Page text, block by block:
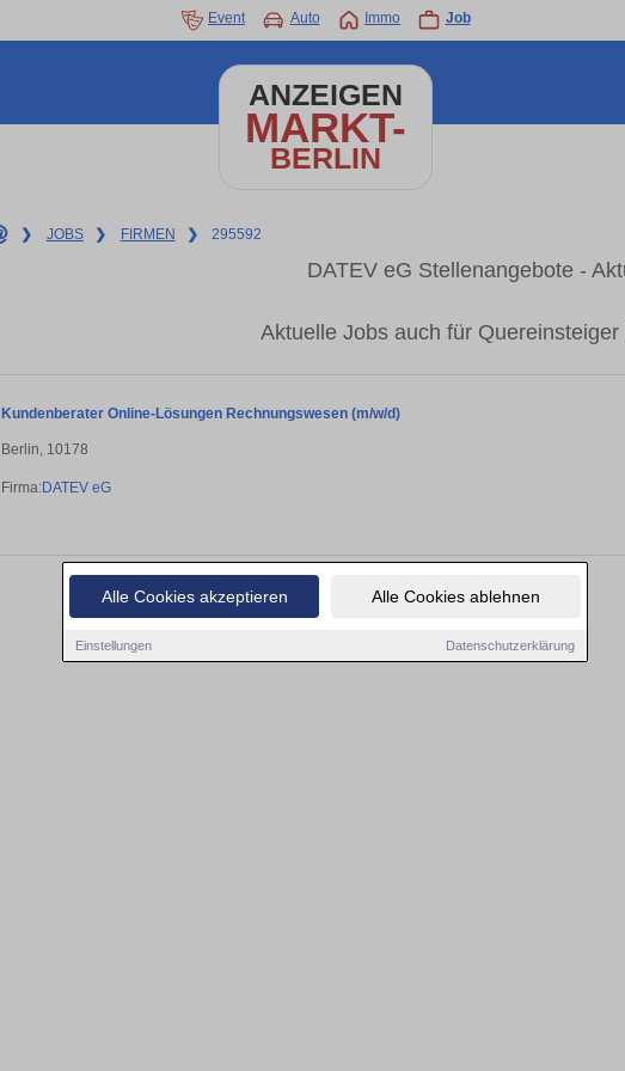
Alle Cookies akzeptieren Alle Cookies ablehnen
Einstellungen Datenschutzerklärung
Event Auto Immo Job
ANZEIGEN
MARKT-
BERLIN
❯ JOBS ❯ FIRMEN ❯ 295592
DATEV eG Stellenangebote -
Aktuelle Jobs auch für Quereinsteiger
Kundenberater Online-Lösungen Rechnungswesen (m/w/d)
Berlin, 10178
Firma:DATEV eG